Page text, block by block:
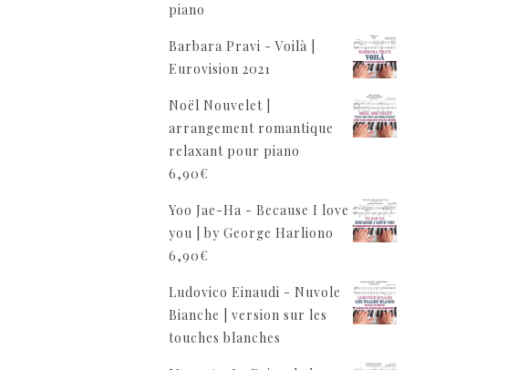
piano
Barbara Pravi - Voilà |
Eurovision 2021
Noël Nouvelet |
arrangement romantique
relaxant pour piano
6,90€
Yoo Jae-Ha - Because I love
you | by George Harliono
6,90€
Ludovico Einaudi - Nuvole
Bianche | version sur les
touches blanches